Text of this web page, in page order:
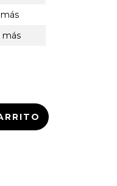
más